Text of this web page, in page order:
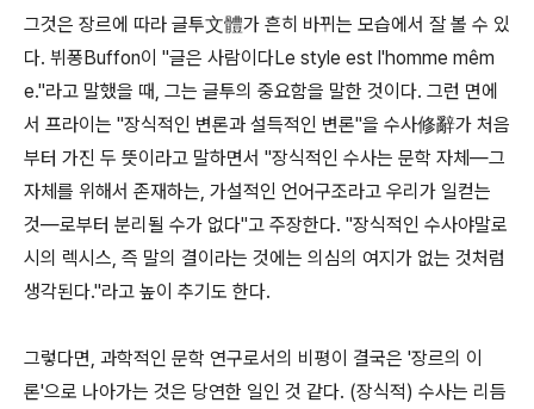
그것은 장르에 따라 글투文體가 흔히 바뀌는 모습에서 잘 볼 수 있
다. 뷔퐁Buffon이 "글은 사람이다Le style est l'homme mêm
e."라고 말했을 때, 그는 글투의 중요함을 말한 것이다. 그런 면에
서 프라이는 "장식적인 변론과 설득적인 변론"을 수사修辭가 처음
부터 가진 두 뜻이라고 말하면서 "장식적인 수사는 문학 자체―그
자체를 위해서 존재하는, 가설적인 언어구조라고 우리가 일컫는
것―로부터 분리될 수가 없다"고 주장한다. "장식적인 수사야말로
시의 렉시스, 즉 말의 결이라는 것에는 의심의 여지가 없는 것처럼
생각된다."라고 높이 추기도 한다.
그렇다면, 과학적인 문학 연구로서의 비평이 결국은 '장르의 이
론'으로 나아가는 것은 당연한 일인 것 같다. (장식적) 수사는 리듬